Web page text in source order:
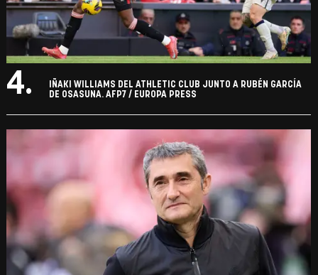
4.
IÑAKI WILLIAMS DEL ATHLETIC CLUB JUNTO A RUBÉN GARCÍA
DE OSASUNA. AFP7 / EUROPA PRESS